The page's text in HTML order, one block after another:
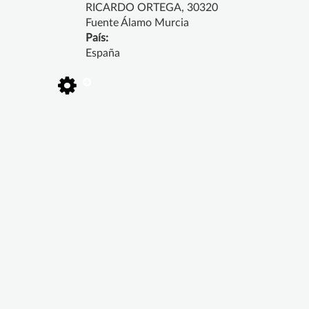
RICARDO ORTEGA, 30320
Fuente Álamo Murcia
País:
España